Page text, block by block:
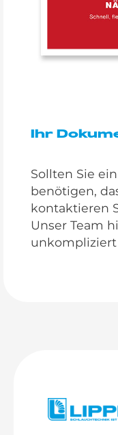
Ihr
Sollten Sie
benötigen,
kontaktieren
Unser Team